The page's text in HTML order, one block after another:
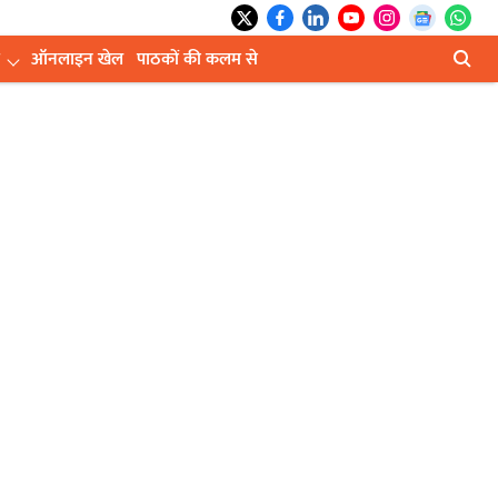
ऑनलाइन खेल पाठकों की कलम से